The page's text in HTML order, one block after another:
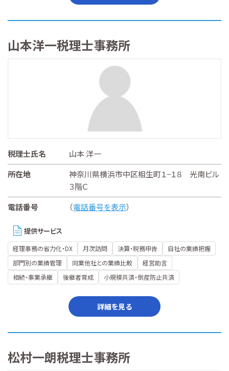
山本洋一税理士事務所
税理士氏名
山本 洋一
所在地
神奈川県横浜市中区相生町１−１８ 光南ビル
３階Ｃ
電話番号
（電話番号を表示）
提供サービス
経理事務の省力化・DX 月次訪問 決算・税務申告
自社の業績把握
部門別の業績管理
同業他社との業績比較
経営助言
相続・事業承継
後継者育成 小規模共済・倒産防止共済
詳細を見る
松村一朗税理士事務所